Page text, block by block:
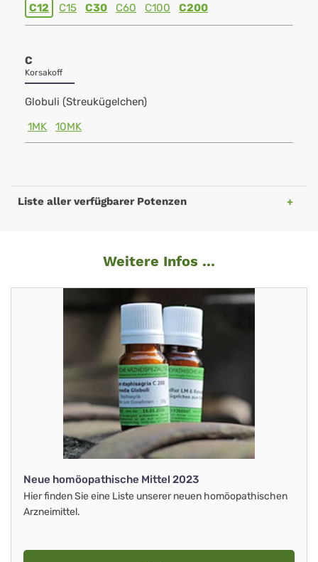
C12 C15 C30 C60 C100 C200
C
Korsakoff
Globuli (Streukügelchen)
1MK
10MK
Liste aller verfügbarer Potenzen
Weitere Infos ...
Neue homöopathische Mittel 2023
Hier finden Sie eine Liste unserer neuen homöopathischen
Arzneimittel.